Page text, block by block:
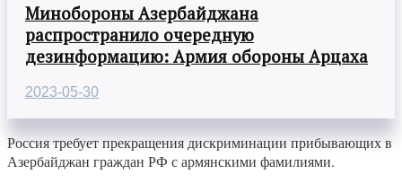
Минобороны Азербайджана
распространило очередную
дезинформацию: Армия обороны Арцаха
2023-05-30
Россия требует прекращения дискриминации прибывающих в
Азербайджан граждан РФ с армянскими фамилиями.